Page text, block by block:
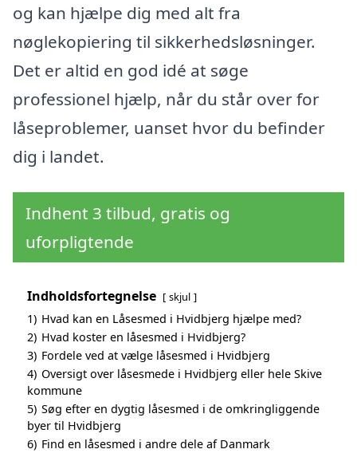
og kan hjælpe dig med alt fra
nøglekopiering til sikkerhedsløsninger.
Det er altid en god idé at søge
professionel hjælp, når du står over for
låseproblemer, uanset hvor du befinder
dig i landet.
Indhent 3 tilbud, gratis og
uforpligtende
Indholdsfortegnelse skjul
1) Hvad kan en Låsesmed i Hvidbjerg hjælpe med?
2) Hvad koster en låsesmed i Hvidbjerg?
3) Fordele ved at vælge låsesmed i Hvidbjerg
4) Oversigt over låsesmede i Hvidbjerg eller hele Skive
kommune
5) Søg efter en dygtig låsesmed i de omkringliggende
byer til Hvidbjerg
6) Find en låsesmed i andre dele af Danmark